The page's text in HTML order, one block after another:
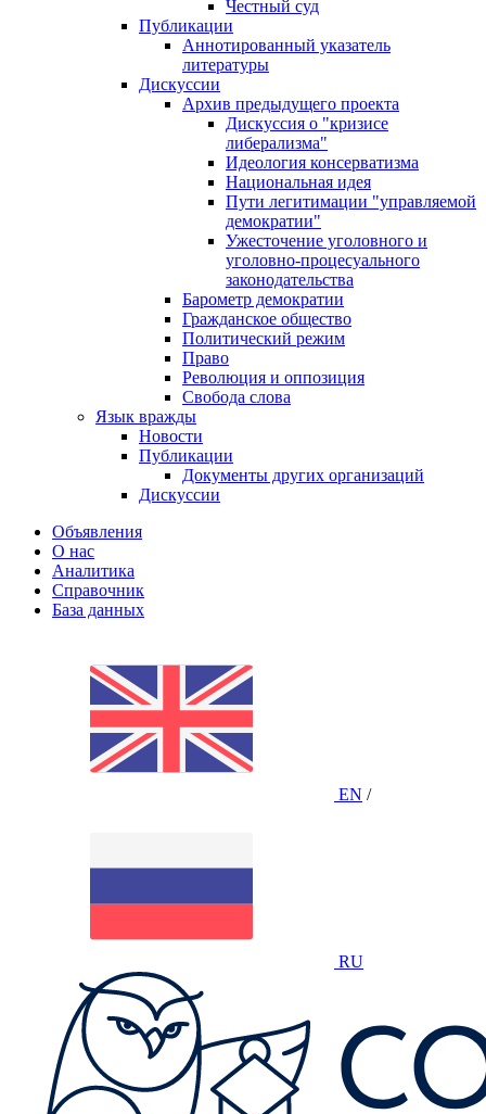
Честный суд
Публикации
Аннотированный указатель
литературы
Дискуссии
Архив предыдущего проекта
Дискуссия о "кризисе
либерализма"
Идеология консерватизма
Национальная идея
Пути легитимации "управляемой
демократии"
Ужесточение уголовного и
уголовно-процесуального
законодательства
Барометр демократии
Гражданское общество
Политический режим
Право
Революция и оппозиция
Свобода слова
Язык вражды
Новости
Публикации
Документы других организаций
Дискуссии
Объявления
О нас
Аналитика
Справочник
База данных
EN /
RU